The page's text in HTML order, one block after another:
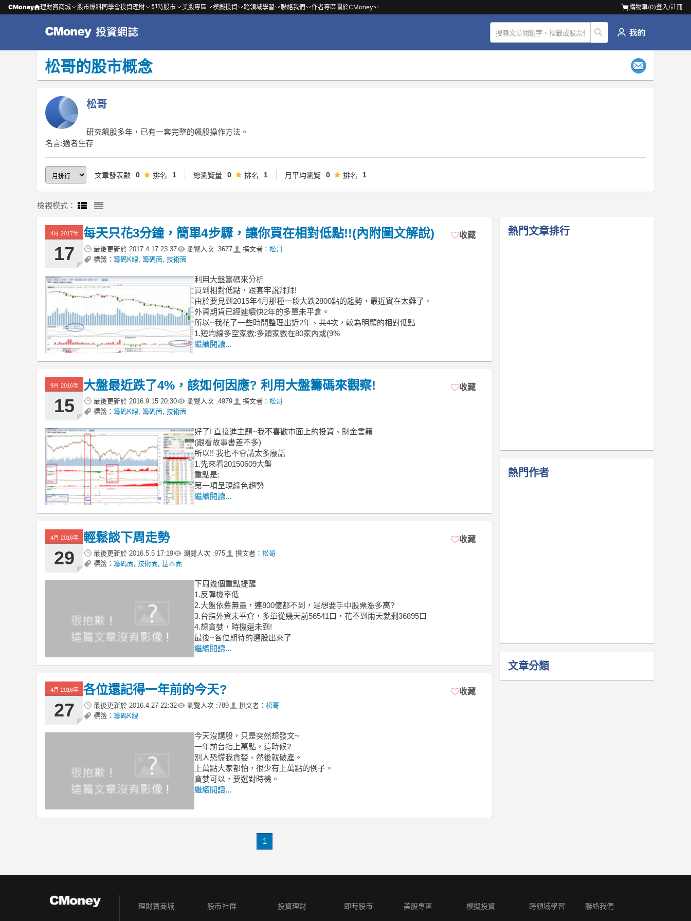
CMoney 理財寶商城 股市爆料同學會投資理財 即時股市 美股專區 模擬投資 跨領域學習 聯絡我們 作者專區關於CMoney 購物車(0)登入/註冊
松哥的股市概念
松哥
研究飆股多年，已有一套完整的飆股操作方法。
名言:適者生存
文章發表數 0 排名 1 總瀏覽量 0 排名 1 月平均瀏覽 0 排名 1
檢視模式：
4月 2017年
17
每天只花3分鐘，簡單4步驟，讓你買在相對低點!!(內附圖文解說)
最後更新於 2017.4.17 23:37 瀏覽人次 :3677 撰文者： 松哥
標籤： 籌碼K線 籌碼面 技術面
收藏
利用大盤籌碼來分析
買到相對低點，跟套牢說拜拜!
由於要見到2015年4月那種一段大跌2800點的趨勢，最近實在太難了。
外資期貨已經連續快2年的多單未平倉。
所以~我花了一些時間整理出近2年、共4次，較為明顯的相對低點
1.短均線多空家數:多頭家數在80家內或(9%
繼續閱讀...
9月 2016年
15
大盤最近跌了4%，該如何因應? 利用大盤籌碼來觀察!
最後更新於 2016.9.15 20:30 瀏覽人次 :4979 撰文者： 松哥
標籤： 籌碼K線 籌碼面 技術面
收藏
好了! 直接進主題~我不喜歡市面上的投資、財金書籍
(跟看故事書差不多)
所以!! 我也不會講太多廢話
1.先來看20150609大盤
重點是:
第一項呈現綠色趨勢
繼續閱讀...
4月 2016年
29
輕鬆談下周走勢
最後更新於 2016.5.5 17:19 瀏覽人次 :975 撰文者： 松哥
標籤： 籌碼面 技術面 基本面
收藏
下周幾個重點提醒
1.反彈機率低
2.大盤依舊無量，連800億都不到，是想要手中股票漲多高?
3.台指外資未平倉，多單從幾天前56541口，花不到兩天就剩36895口
4.想貪婪，時機還未到!
最後~各位期待的選股出來了
繼續閱讀...
4月 2016年
27
各位還記得一年前的今天?
最後更新於 2016.4.27 22:32 瀏覽人次 :789 撰文者： 松哥
標籤： 籌碼K線
收藏
今天沒講股，只是突然想發文~
一年前台指上萬點，這時候?
別人恐慌我貪婪、然後就破產。
上萬點大家都怕，很少有上萬點的例子。
貪婪可以，要選對時機。
繼續閱讀...
1
熱門文章排行
熱門作者
文章分類
理財寶商城 股市社群 投資理財 即時股市 美股專區 模擬投資 跨領域學習 聯絡我們